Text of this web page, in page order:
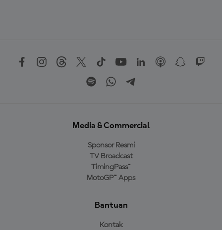
Media & Commercial
Sponsor Resmi
TV Broadcast
TimingPass™
MotoGP™ Apps
Bantuan
Kontak